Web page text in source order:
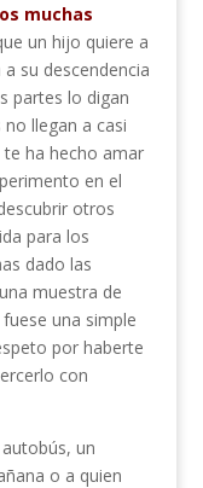
muchas
un hijo quiere a
su descendencia
partes lo digan
llegan a casi
ha hecho amar
en el
otros
para los
dado las
muestra de
una simple
por haberte
con
autobús, un
o a quien